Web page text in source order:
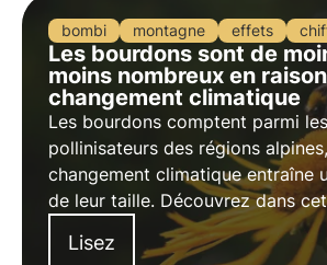
bombi montagne effets
Les bourdons sont de
moins nombreux en
changement climatique
Les bourdons comptent parmi
pollinisateurs des régions
changement climatique entraîne
de leur taille. Découvrez dans
comment ce phénomène
l'écosystème et la biodiversité
Lisez